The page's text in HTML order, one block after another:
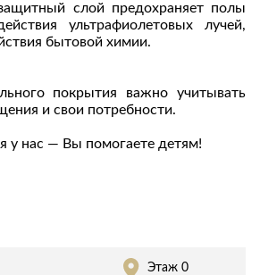
слой предохраняет полы
ультрафиолетовых лучей,
бытовой химии.
покрытия важно учитывать
и свои потребности.
у нас — Вы помогаете детям!
Этаж 0